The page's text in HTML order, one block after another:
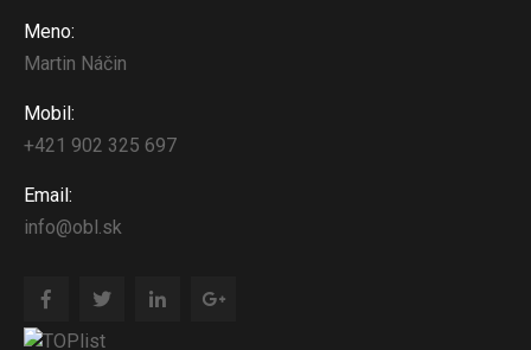
Meno:
Martin Náčin
Mobil:
+421 902 325 697
Email:
info@obl.sk